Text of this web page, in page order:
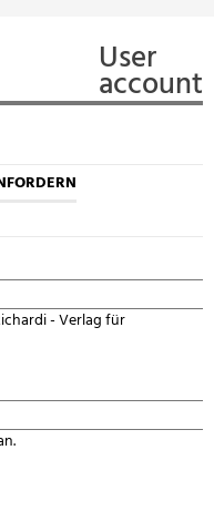
User
account
- Verlag für